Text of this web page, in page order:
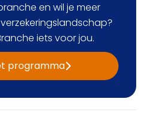
en wil je meer
iets voor jou.
programma